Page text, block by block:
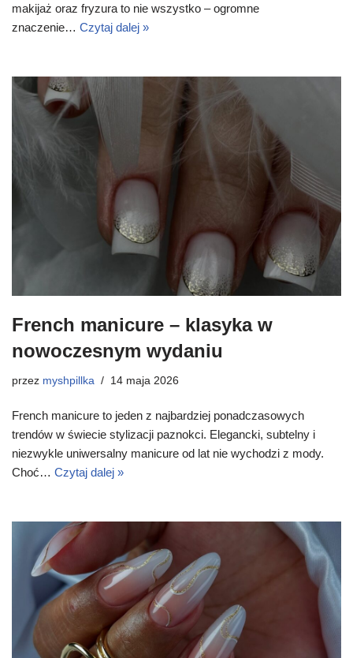
makijaż oraz fryzura to nie wszystko – ogromne
znaczenie… Czytaj dalej »
French manicure – klasyka w
nowoczesnym wydaniu
przez myshpillka 14 maja 2026
French manicure to jeden z najbardziej ponadczasowych
trendów w świecie stylizacji paznokci. Elegancki, subtelny i
niezwykle uniwersalny manicure od lat nie wychodzi z mody.
Choć… Czytaj dalej »